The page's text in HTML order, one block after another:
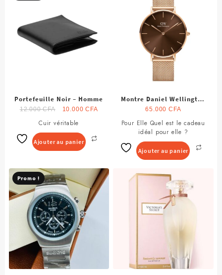
Portefeuille Noir – Homme
12.000CFA
Le
prix
était :
12.000 CFA.
10.000CFA
10.000 CFA.
Cuir véritable
Ajouter au panier
Montre Daniel Wellington
Pour Femme
65.000 CFA
Pour Elle Quel est le cadeau
idéal pour elle ?
Ajouter au panier
Promo !